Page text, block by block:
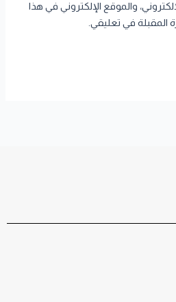
والموقع الإلكتروني في هذا
المقبلة في تعليقي.